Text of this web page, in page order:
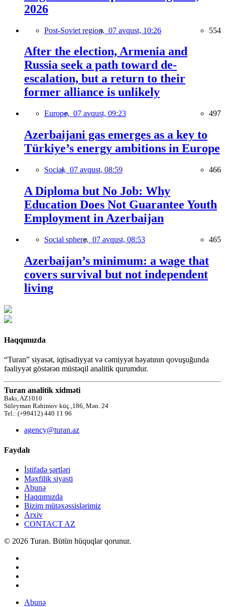
2026
Post-Soviet region, 07 avqust, 10:26 554
After the election, Armenia and
Russia seek a path toward de-
escalation, but a return to their
former alliance is unlikely
Europe, 07 avqust, 09:23 497
Azerbaijani gas emerges as a key to
Türkiye’s energy ambitions in Europe
Social, 07 avqust, 08:59 466
A Diploma but No Job: Why
Education Does Not Guarantee Youth
Employment in Azerbaijan
Social sphere, 07 avqust, 08:53 465
Azerbaijan’s minimum: a wage that
covers survival but not independent
living
Haqqımızda
“Turan” siyasət, iqtisadiyyat və cəmiyyət həyatının qovuşuğunda
fəaliyyət göstərən müstəqil analitik qurumdur.
Turan analitik xidməti
Bakı, AZ1010
Süleyman Rəhimov küç.,186, Mən. 24
Tel.: (+99412) 440 11 96
agency@turan.az
Faydalı
İstifadə şərtləri
Məxfilik siyasti
Abunə
Haqqımızda
Bizim mütəxəssislərimiz
Arxiv
CONTACT AZ
© 2026 Turan. Bütün hüquqlar qorunur.
Abunə